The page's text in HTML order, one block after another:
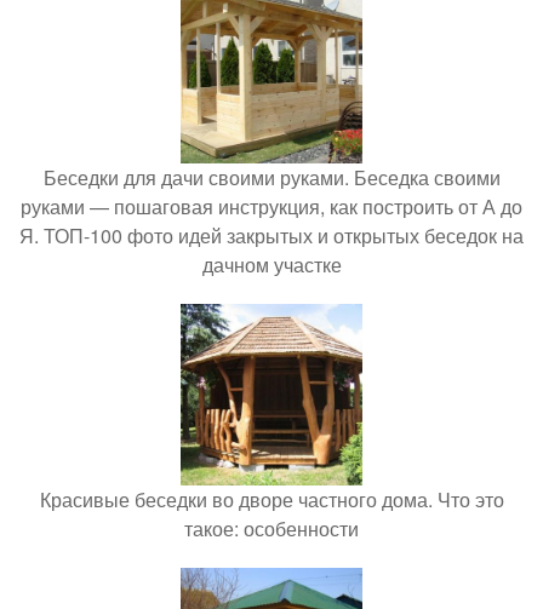
Беседки для дачи своими руками. Беседка своими
руками — пошаговая инструкция, как построить от А до
Я. ТОП-100 фото идей закрытых и открытых беседок на
дачном участке
Красивые беседки во дворе частного дома. Что это
такое: особенности